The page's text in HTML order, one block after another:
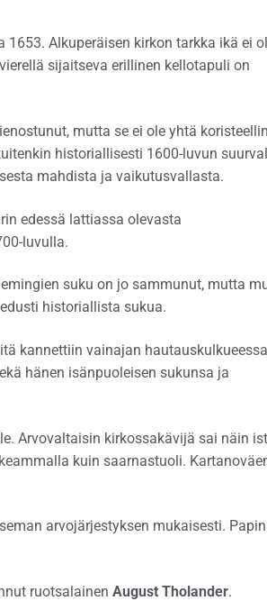
Alkuperäisen kirkon tarkka ikä ei
sijaitseva erillinen kellotapuli on
mutta se ei ole yhtä
historiallisesti 1600-luvun
mahdista ja vaikutusvallasta.
edessä lattiassa olevasta
luvulla.
suku on jo sammunut, mutta
historiallista sukua.
kannettiin vainajan
hänen isänpuoleisen sukunsa ja
Arvovaltaisin kirkossakävijä sai näin
kuin saarnastuoli.
arvojärjestyksen mukaisesti. Papin
ruotsalainen August Tholander.